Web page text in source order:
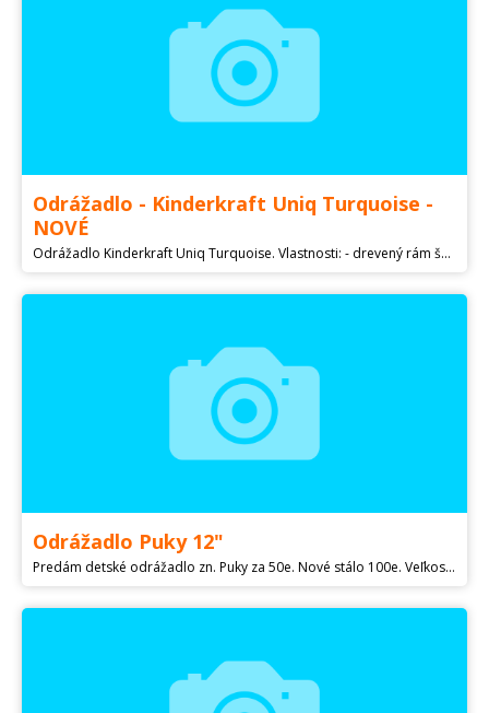
Odrážadlo - Kinderkraft Uniq Turquoise -
NOVÉ
Odrážadlo Kinderkraft Uniq Turquoise. Vlastnosti: - drevený rám šetrný k životnému prostrediu - riadidlá na prenášanie + rukoväť na ráme poskytujú najlepší komfort pri preprave bicykla - pohodlné sedadlo s mäkkou výplňou a extrémne jednoduchým nastavením výšky v rozsahu od 31 do 40 cm - unikátny a módny dizajn, ktorého farby dodávajú bicyklu jedinečný charakter - potlač vo vnútri rámu + predné svietidlo so zaujímavým vzorom urobí jazdu pre vaše dieťa ešte príjemnejšou ako predtým - zvonček dodá vášmu dieťaťu viac zábavy a upozorní ostatných - nízkoprofilové pneumatiky a veľký ráfik dodávajú odrážadlu športový charakter - zabezpečuje vývoj dieťaťa už od útleho veku - ergonomická a ľahká konštrukcia z brezového dreva zaručuje plnú stabilitu a vysokú kvalitu, ktorá zaručuje úplnú bezpečnosť - rukoväte sú potiahnuté protišmykovou gumou, ktorá zabraňuje skĺznutiu rúk dieťaťa z volantu - drevo je riadne zaistené a všetky hrany sú zaoblené, čo znamená, že nemá žiadne drsné alebo ostré prvky - zámok na volante zabraňuje nadmernému a nekontrolovanému riadeniu počas jazdy, ktoré chráni dieťa pred pádom - odrážadlo je vyrobené podľa najnovšej normy EN 71-1: 2014 + A1: 2018 - veľké 12palcové EVA penové kolesá absorbujúce otrasy majú vysokú odolnosť povrchu voči oderu - maximálna nosnosť 35 kg Rozmery: - výška: 54 cm; Šírka: 37 cm; Dĺžka: 85 cm - hmotnosť: 2,7 kg NOVÉ. Kontakt len mail, číslo vymyslené!!!!
Odrážadlo Puky 12"
Predám detské odrážadlo zn. Puky za 50e. Nové stálo 100e. Veľkosť kolies 12". Len osobný odber v Bratislave v Ružinove.